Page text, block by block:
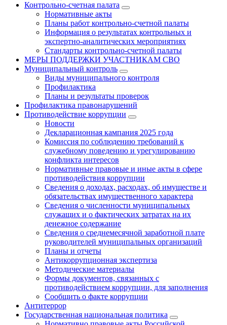
Контрольно-счетная палата
Нормативные акты
Планы работ контрольно-счетной палаты
Информация о результатах контрольных и
экспертно-аналитических мероприятиях
Стандарты контрольно-счетной палаты
МЕРЫ ПОДДЕРЖКИ УЧАСТНИКАМ СВО
Муниципальный контроль
Виды муниципального контроля
Профилактика
Планы и результаты проверок
Профилактика правонарушений
Противодействие коррупции
Новости
Декларационная кампания 2025 года
Комиссия по соблюдению требований к
служебному поведению и урегулированию
конфликта интересов
Нормативные правовые и иные акты в сфере
противодействия коррупции
Сведения о доходах, расходах, об имуществе и
обязательствах имущественного характера
Сведения о численности муниципальных
служащих и о фактических затратах на их
денежное содержание
Сведения о среднемесячной заработной плате
руководителей муниципальных организаций
Планы и отчеты
Антикоррупционная экспертиза
Методические материалы
Формы документов, связанных с
противодействием коррупции, для заполнения
Сообщить о факте коррупции
Антитеррор
Государственная национальная политика